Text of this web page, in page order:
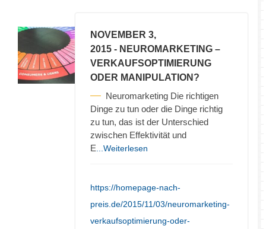
NOVEMBER 3,
2015 - NEUROMARKETING –
VERKAUFSOPTIMIERUNG
ODER MANIPULATION?
Neuromarketing Die richtigen
Dinge zu tun oder die Dinge richtig
zu tun, das ist der Unterschied
zwischen Effektivität und
E ...Weiterlesen
https://homepage-nach-
preis.de/2015/11/03/neuromarketing-
verkaufsoptimierung-oder-